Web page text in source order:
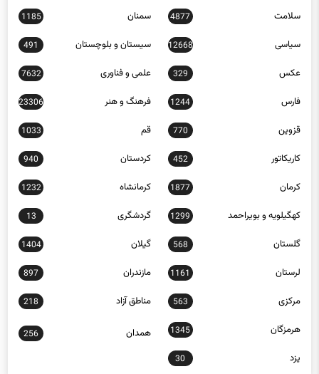
زنجان 653 سبک زندگی 397
سلامت 4877 سمنان 1185
سیاسی 12668 سیستان و بلوچستان 491
عکس 329 علمی و فناوری 7632
فارس 1244 فرهنگ و هنر 23306
قزوین 770 قم 1033
کاریکاتور 452 کردستان 940
کرمان 1877 کرمانشاه 1232
کهگیلویه و بویراحمد 1299 گردشگری 13
گلستان 568 گیلان 1404
لرستان 1161 مازندران 897
مرکزی 563
218
1345